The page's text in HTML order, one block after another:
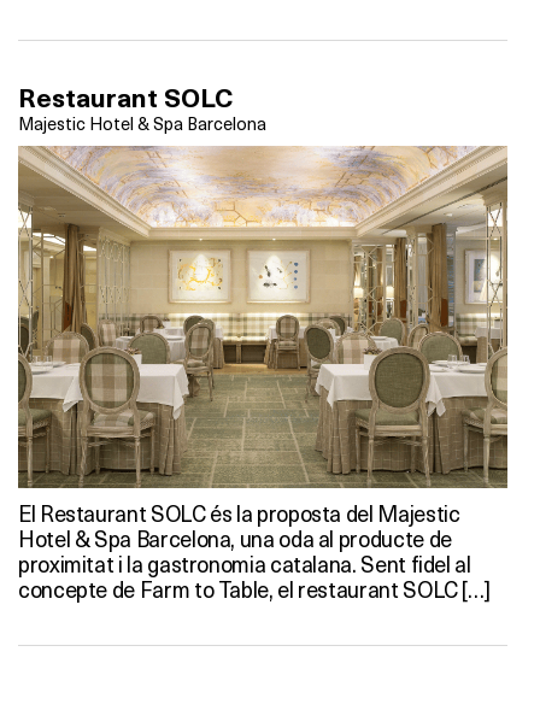
Restaurant SOLC
Majestic Hotel & Spa Barcelona
El Restaurant SOLC és la proposta del Majestic
Hotel & Spa Barcelona, una oda al producte de
proximitat i la gastronomia catalana. Sent fidel al
concepte de Farm to Table, el restaurant SOLC […]